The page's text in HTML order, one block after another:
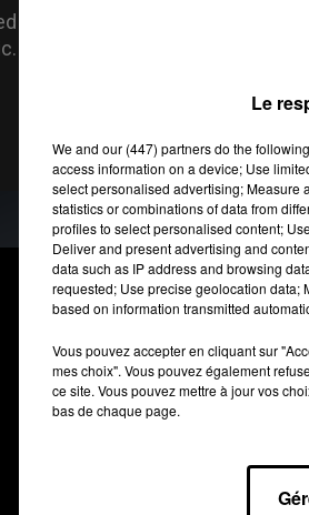
Le
We and our (447) partnersdo the
access information on a device; Use
select personalised advertising; Measure
statistics or combinations of data from
profiles to select personalised content;
Deliver and present advertising and
data such as IP address and browsing
requested; Use precise geolocation data;
based on information transmitted
Vous pouvez accepter en cliquant sur
mes choix". Vous pouvez également
ce site. Vous pouvez mettre à jour vos
bas de chaque page.